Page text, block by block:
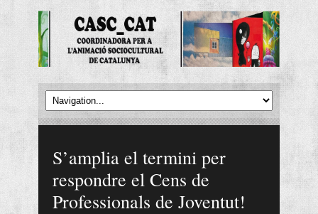
S’amplia el termini per
respondre el Cens de
Professionals de Joventut!